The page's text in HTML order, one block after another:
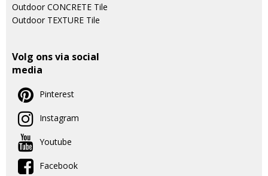
Outdoor CONCRETE Tile
Outdoor TEXTURE Tile
Volg ons via social
media
Pinterest
Instagram
Youtube
Facebook